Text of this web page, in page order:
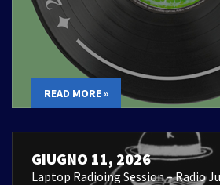
READ MORE »
GIUGNO 11, 2026
Laptop Radioing Session – Radio